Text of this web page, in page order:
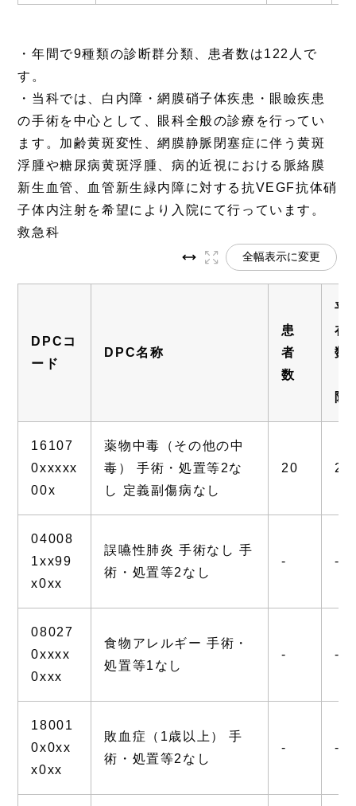
・年間で9種類の診断群分類、患者数は122人で
す。
・当科では、白内障・網膜硝子体疾患・眼瞼疾患
の手術を中心として、眼科全般の診療を行ってい
ます。加齢黄斑変性、網膜静脈閉塞症に伴う黄斑
浮腫や糖尿病黄斑浮腫、病的近視における脈絡膜
新生血管、血管新生緑内障に対する抗VEGF抗体硝
子体内注射を希望により入院にて行っています。
救急科
全幅表示に変更
DPCコ
ード
DPC名称
患
者
数
平
在
数
院
16107
0xxxxx
00x
薬物中毒（その他の中
毒） 手術・処置等2な
し 定義副傷病なし
20
04008
1xx99
x0xx
誤嚥性肺炎 手術なし 手
術・処置等2なし
- -
08027
0xxxx
0xxx
食物アレルギー 手術・
処置等1なし
- -
18001
0x0xx
x0xx
敗血症（1歳以上） 手
術・処置等2なし
- -